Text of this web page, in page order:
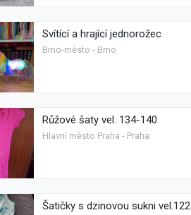
Svítící a hrající jednorožec
Brno-město - Brno
Růžové šaty vel. 134-140
Hlavní město Praha - Praha
Šatičky s dzinovou sukni vel.122